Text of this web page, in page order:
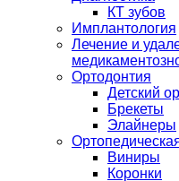
КТ зубов
Имплантология
Лечение и
Ортодонтия
Детский
Брекеты
Элайнеры
Виниры
Коронки